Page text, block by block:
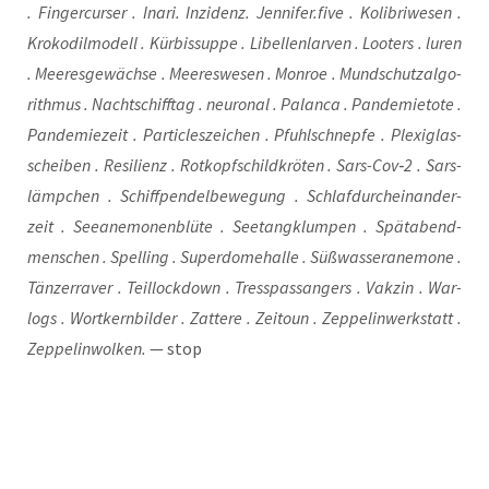
. Fin­ger­cur­ser . Ina­ri. Inzi­denz. Jennifer.five . Koli­bri­we­sen .
Kro­ko­dil­mo­dell . Kür­bis­sup­pe . Libel­len­lar­ven . Loo­ters . luren
. Mee­res­ge­wäch­se . Mee­res­we­sen . Mon­roe . Mund­schutz­al­go­
rith­mus . Nacht­schiff­tag . neu­ro­nal . Palan­ca . Pan­de­mie­to­te .
Pan­de­mie­zeit . Par­tic­les­zei­chen . Pfuhl­schnep­fe . Ple­xi­glas­
schei­ben . Resi­li­enz . Rotkopf­schild­krö­ten . Sars-Cov‑2 . Sars­
lämp­chen . Schiff­pen­del­be­we­gung . Schlaf­durch­ein­an­der­
zeit . See­ane­mo­nen­blü­te . See­tang­klum­pen . Spät­abend­
men­schen . Spel­ling . Super­do­me­hal­le . Süß­was­ser­ane­mo­ne .
Tän­zer­ra­ver . Teil­lock­down . Tress­pass­an­gers . Vak­zin . War­
logs . Wort­kern­bil­der . Zat­te­re . Zeit­o­un . Zep­pe­lin­werk­statt .
Zep­pe­lin­wol­ken. — stop